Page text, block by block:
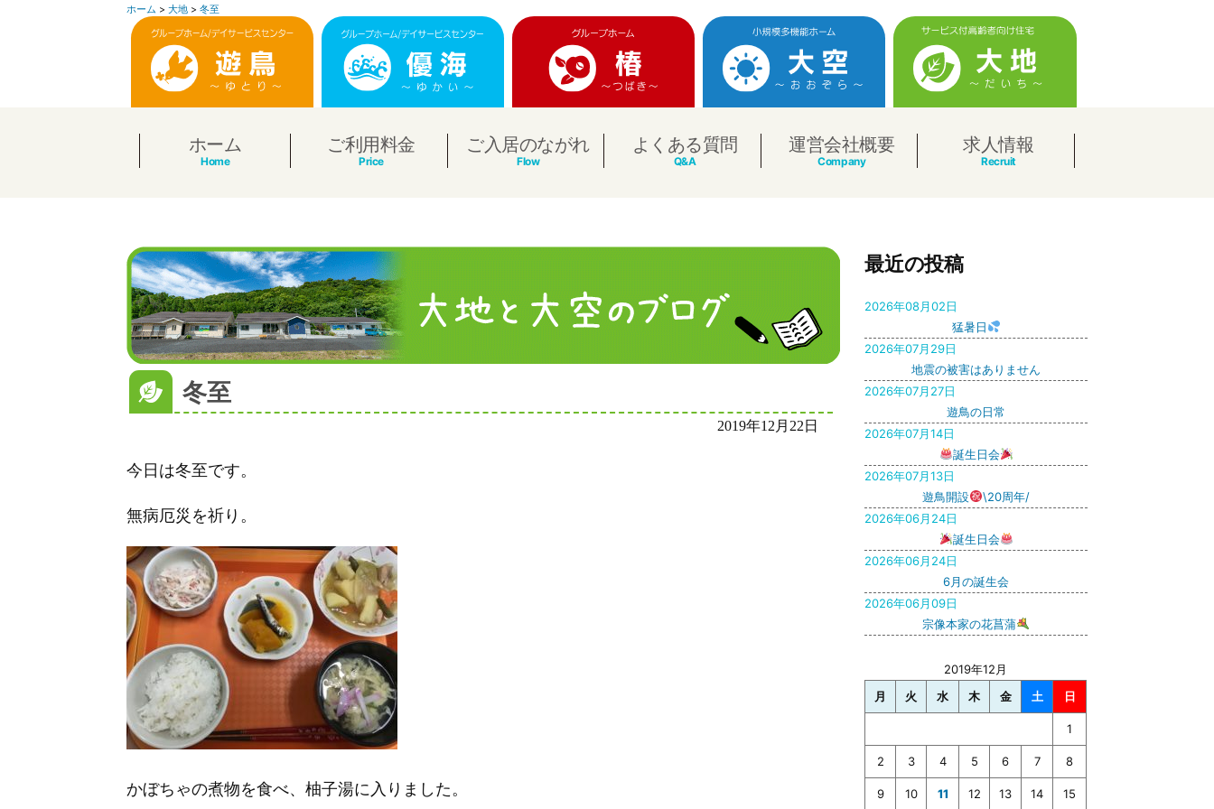
ホーム >大地 >冬至
ホーム ご利用料金 ご入居のながれ よくある質問 運営会社概要 求人情報
冬至
2019年12月22日
今日は冬至です。
無病厄災を祈り。
かぼちゃの煮物を食べ、柚子湯に入りました。
最近の投稿
2026年08月02日
猛暑日
2026年07月29日
地震の被害はありません
2026年07月27日
遊鳥の日常
2026年07月14日
誕生日会
2026年07月13日
遊鳥開設
\20周年/
2026年06月24日
誕生日会
2026年06月24日
6月の誕生会
2026年06月09日
宗像本家の花菖蒲
2019年12月
月
火 水 木 金 土 日
1
2 3 4 5 6 7 8
9 10 11 12 13 14 15